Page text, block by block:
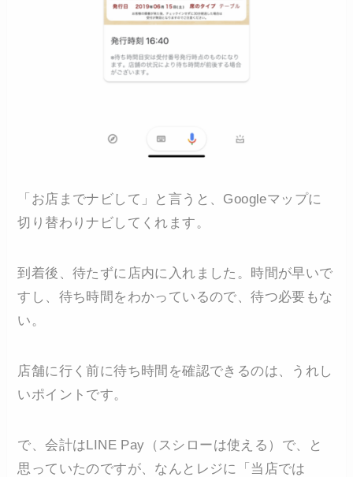
「お店までナビして」と言うと、Googleマップに
切り替わりナビしてくれます。
到着後、待たずに店内に入れました。時間が早いで
すし、待ち時間をわかっているので、待つ必要もな
い。
店舗に行く前に待ち時間を確認できるのは、うれし
いポイントです。
で、会計はLINE Pay（スシローは使える）で、と
思っていたのですが、なんとレジに「当店では